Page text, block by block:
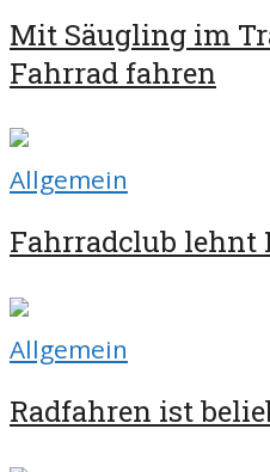
Mit Säugling im
Fahrrad fahren
Allgemein
Fahrradclub lehnt
Allgemein
Radfahren ist